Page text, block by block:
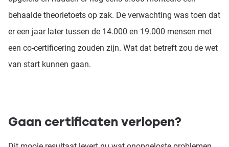
behaalde theorietoets op zak. De verwachting was toen dat
er een jaar later tussen de 14.000 en 19.000 mensen met
een co-certificering zouden zijn. Wat dat betreft zou de wet
van start kunnen gaan.
Gaan certificaten verlopen?